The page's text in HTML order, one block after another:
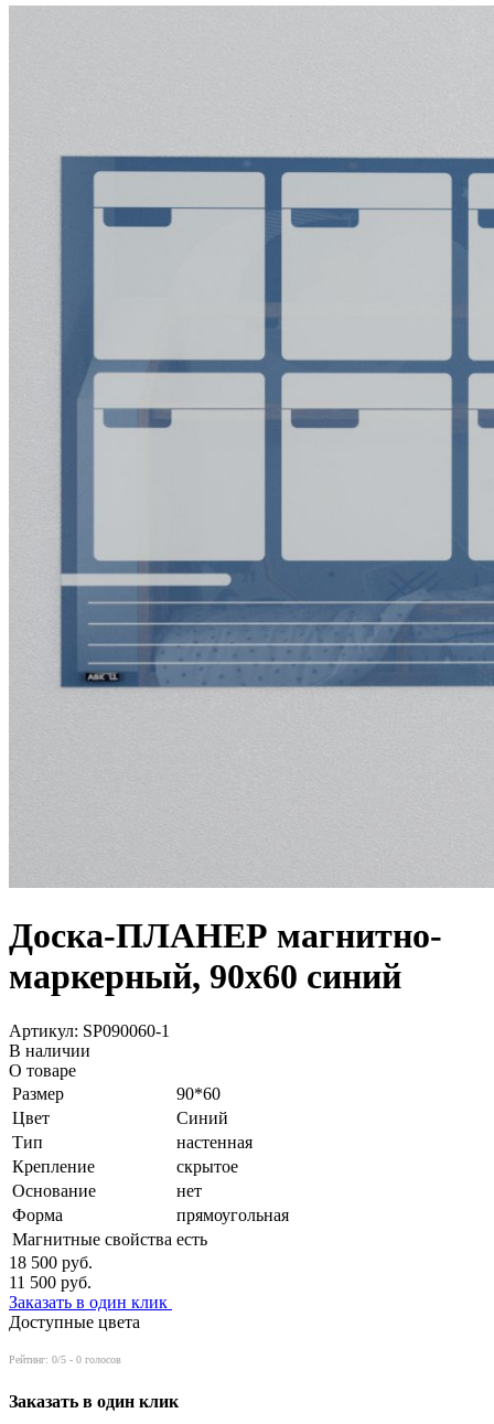
Доска-ПЛАНЕР магнитно-
маркерный, 90х60 синий
Артикул: SP090060-1
В наличии
О товаре
Размер
90*60
Цвет
Синий
Тип
настенная
Крепление
скрытое
Основание
нет
Форма
прямоугольная
Магнитные свойства есть
18 500 руб.
11 500 руб.
Заказать в один клик
Доступные цвета
Рейтинг: 0/5 - 0 голосов
Заказать в один клик